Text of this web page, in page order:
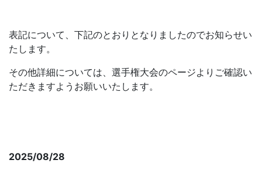
表記について、下記のとおりとなりましたのでお知らせい
たします。
その他詳細については、選手権大会のページよりご確認い
ただきますようお願いいたします。
2025/08/28